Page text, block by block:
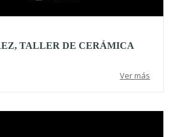
TALLER DE CERÁMICA
Ver más